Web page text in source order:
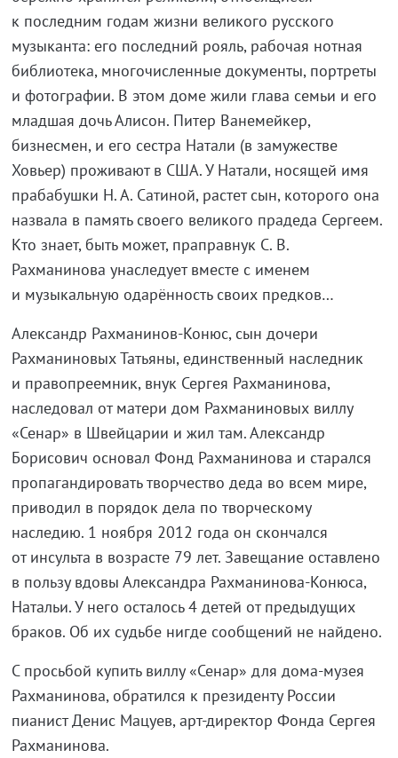
к последним годам жизни великого русского
музыканта: его последний рояль, рабочая нотная
библиотека, многочисленные документы, портреты
и фотографии. В этом доме жили глава семьи и его
младшая дочь Алисон. Питер Ванемейкер,
бизнесмен, и его сестра Натали (в замужестве
Ховьер) проживают в США. У Натали, носящей имя
прабабушки Н. А. Сатиной, растет сын, которого она
назвала в память своего великого прадеда Сергеем.
Кто знает, быть может, праправнук С. В.
Рахманинова унаследует вместе с именем
и музыкальную одарённость своих предков…
Александр Рахманинов-Конюс, сын дочери
Рахманиновых Татьяны, единственный наследник
и правопреемник, внук Сергея Рахманинова,
наследовал от матери дом Рахманиновых виллу
«Сенар» в Швейцарии и жил там. Александр
Борисович основал Фонд Рахманинова и старался
пропагандировать творчество деда во всем мире,
приводил в порядок дела по творческому
наследию. 1 ноября 2012 года он скончался
от инсульта в возрасте 79 лет. Завещание оставлено
в пользу вдовы Александра Рахманинова-Конюса,
Натальи. У него осталось 4 детей от предыдущих
браков. Об их судьбе нигде сообщений не найдено.
С просьбой купить виллу «Сенар» для дома-музея
Рахманинова, обратился к президенту России
пианист Денис Мацуев, арт-директор Фонда Сергея
Рахманинова.